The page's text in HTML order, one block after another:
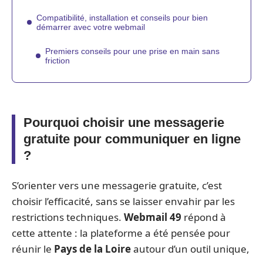
Compatibilité, installation et conseils pour bien
démarrer avec votre webmail
Premiers conseils pour une prise en main sans
friction
Pourquoi choisir une messagerie
gratuite pour communiquer en ligne
?
S’orienter vers une messagerie gratuite, c’est
choisir l’efficacité, sans se laisser envahir par les
restrictions techniques. Webmail 49 répond à
cette attente : la plateforme a été pensée pour
réunir le Pays de la Loireautour d’un outil unique,